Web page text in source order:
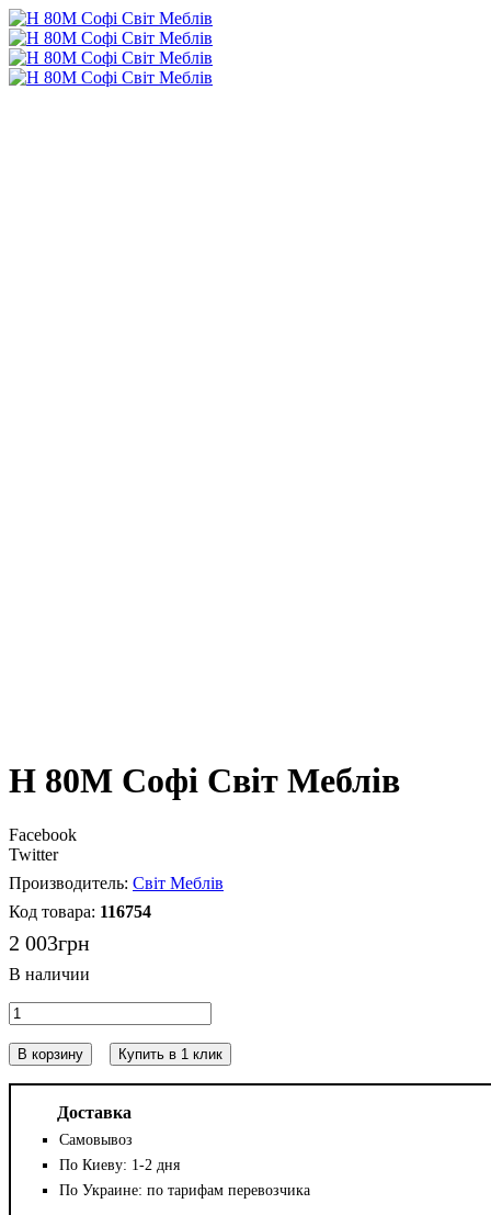
Н 80М Софі Світ Меблів
Facebook
Twitter
Світ Меблів
116754
2 003грн
В корзину Купить в 1 клик
Доставка
Самовывоз
По Киеву: 1-2 дня
По Украине: по тарифам перевозчика